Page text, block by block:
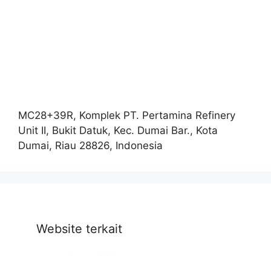
MC28+39R, Komplek PT. Pertamina Refinery
Unit II, Bukit Datuk, Kec. Dumai Bar., Kota
Dumai, Riau 28826, Indonesia
Website terkait